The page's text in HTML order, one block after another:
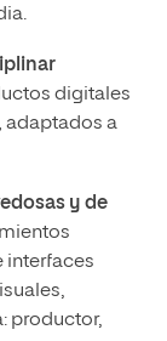
digitales
adaptados a
y de
interfaces
productor,